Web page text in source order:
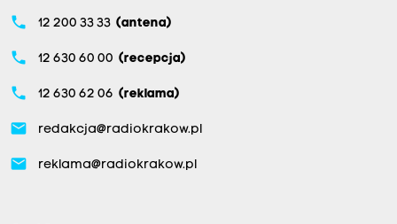
phone 12 200 33 33 (antena)
phone 12 630 60 00 (recepcja)
phone 12 630 62 06 (reklama)
email redakcja@radiokrakow.pl
email reklama@radiokrakow.pl